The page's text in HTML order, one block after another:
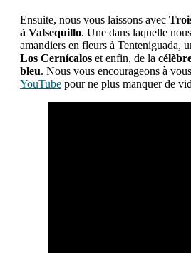
Ensuite, nous vous laissons avec
à Valsequillo. Une dans laquelle
amandiers en fleurs à Tenteniguada,
Los Cernícalos et enfin, de la
bleu. Nous vous encourageons à
YouTube pour ne plus manquer de